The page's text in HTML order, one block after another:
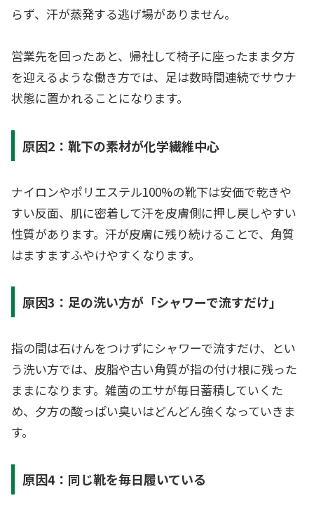
らず、汗が蒸発する逃げ場がありません。
営業先を回ったあと、帰社して椅子に座ったまま夕方
を迎えるような働き方では、足は数時間連続でサウナ
状態に置かれることになります。
原因2：靴下の素材が化学繊維中心
ナイロンやポリエステル100%の靴下は安価で乾きや
すい反面、肌に密着して汗を皮膚側に押し戻しやすい
性質があります。汗が皮膚に残り続けることで、角質
はますますふやけやすくなります。
原因3：足の洗い方が「シャワーで流すだけ」
指の間は石けんをつけずにシャワーで流すだけ、とい
う洗い方では、皮脂や古い角質が指の付け根に残った
ままになります。雑菌のエサが毎日蓄積していくた
め、夕方の酸っぱい臭いはどんどん強くなっていきま
す。
原因4：同じ靴を毎日履いている